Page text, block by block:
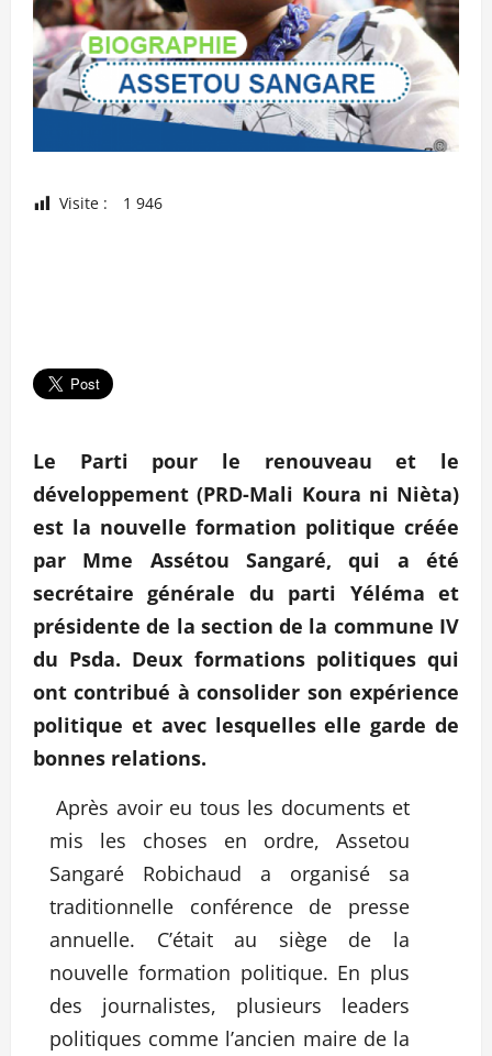
Visite : 1 946
Le Parti pour le renouveau et le
développement (PRD-Mali Koura ni Nièta)
est la nouvelle formation politique créée
par Mme Assétou Sangaré, qui a été
secrétaire générale du parti Yéléma et
présidente de la section de la commune IV
du Psda. Deux formations politiques qui
ont contribué à consolider son expérience
politique et avec lesquelles elle garde de
bonnes relations.
Après avoir eu tous les documents et
mis les choses en ordre, Assetou
Sangaré Robichaud a organisé sa
traditionnelle conférence de presse
annuelle. C’était au siège de la
nouvelle formation politique. En plus
des journalistes, plusieurs leaders
politiques comme l’ancien maire de la